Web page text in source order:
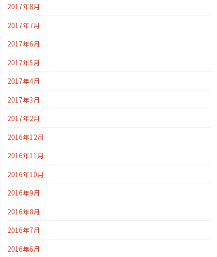
2017年8月
2017年7月
2017年6月
2017年5月
2017年4月
2017年3月
2017年2月
2016年12月
2016年11月
2016年10月
2016年9月
2016年8月
2016年7月
2016年6月